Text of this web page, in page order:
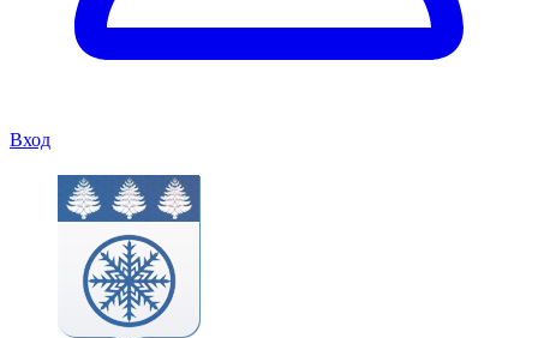
Вход